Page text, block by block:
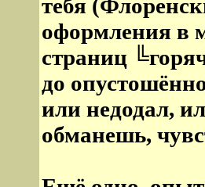
тебя
оформления в
страниц
до
или недодал,
обманешь,